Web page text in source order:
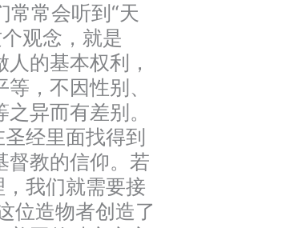
常常会听到“天
观念，就是
的基本权利，
，不因性别、
异而有差别。
经里面找得到
督教的信仰。若
我们就需要接
位造物者创造了